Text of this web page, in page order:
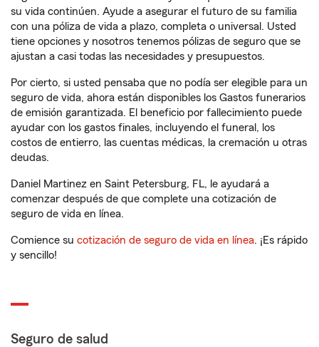
su vida continúen. Ayude a asegurar el futuro de su familia
con una póliza de vida a plazo, completa o universal. Usted
tiene opciones y nosotros tenemos pólizas de seguro que se
ajustan a casi todas las necesidades y presupuestos.
Por cierto, si usted pensaba que no podía ser elegible para un
seguro de vida, ahora están disponibles los Gastos funerarios
de emisión garantizada. El beneficio por fallecimiento puede
ayudar con los gastos finales, incluyendo el funeral, los
costos de entierro, las cuentas médicas, la cremación u otras
deudas.
Daniel Martinez en Saint Petersburg, FL, le ayudará a
comenzar después de que complete una cotización de
seguro de vida en línea.
Comience su cotización de seguro de vida en línea. ¡Es rápido
y sencillo!
Seguro de salud